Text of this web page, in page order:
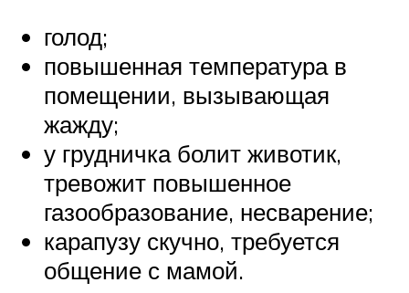
голод;
повышенная температура в
помещении, вызывающая
жажду;
у грудничка болит животик,
тревожит повышенное
газообразование, несварение;
карапузу скучно, требуется
общение с мамой.